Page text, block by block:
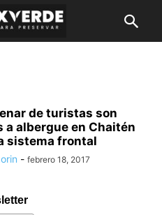
de turistas son
a albergue en Chaitén
sistema frontal
- febrero 18, 2017